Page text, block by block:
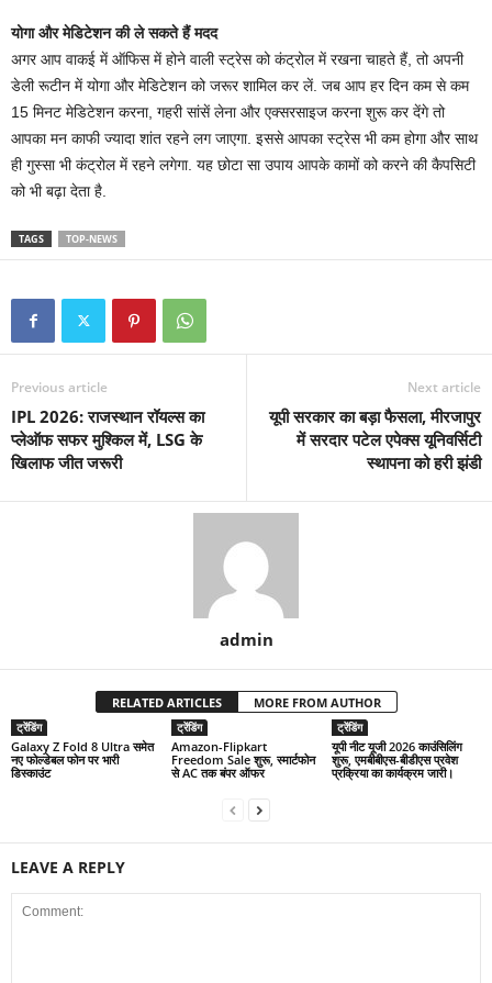
योगा और मेडिटेशन की ले सकते हैं मदद
अगर आप वाकई में ऑफिस में होने वाली स्ट्रेस को कंट्रोल में रखना चाहते हैं, तो अपनी
डेली रूटीन में योगा और मेडिटेशन को जरूर शामिल कर लें. जब आप हर दिन कम से कम
15 मिनट मेडिटेशन करना, गहरी सांसें लेना और एक्सरसाइज करना शुरू कर देंगे तो
आपका मन काफी ज्यादा शांत रहने लग जाएगा. इससे आपका स्ट्रेस भी कम होगा और साथ
ही गुस्सा भी कंट्रोल में रहने लगेगा. यह छोटा सा उपाय आपके कामों को करने की कैपसिटी
को भी बढ़ा देता है.
TAGS TOP-NEWS
Previous article
IPL 2026: राजस्थान रॉयल्स का
प्लेऑफ सफर मुश्किल में, LSG के
खिलाफ जीत जरूरी
Next article
यूपी सरकार का बड़ा फैसला, मीरजापुर
में सरदार पटेल एपेक्स यूनिवर्सिटी
स्थापना को हरी झंडी
admin
RELATED ARTICLES MORE FROM AUTHOR
ट्रेंडिंग
Galaxy Z Fold 8 Ultra समेत
नए फोल्डेबल फोन पर भारी
डिस्काउंट
ट्रेंडिंग
Amazon-Flipkart
Freedom Sale शुरू, स्मार्टफोन
से AC तक बंपर ऑफर
ट्रेंडिंग
यूपी नीट यूजी 2026 काउंसिलिंग
शुरू, एमबीबीएस-बीडीएस प्रवेश
प्रक्रिया का कार्यक्रम जारी।
LEAVE A REPLY